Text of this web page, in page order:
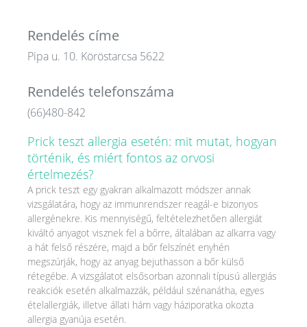
Rendelés címe
Pipa u. 10. Köröstarcsa 5622
Rendelés telefonszáma
(66)480-842
Prick teszt allergia esetén: mit mutat, hogyan
történik, és miért fontos az orvosi
értelmezés?
A prick teszt egy gyakran alkalmazott módszer annak
vizsgálatára, hogy az immunrendszer reagál-e bizonyos
allergénekre. Kis mennyiségű, feltételezhetően allergiát
kiváltó anyagot visznek fel a bőrre, általában az alkarra vagy
a hát felső részére, majd a bőr felszínét enyhén
megszúrják, hogy az anyag bejuthasson a bőr külső
rétegébe. A vizsgálatot elsősorban azonnali típusú allergiás
reakciók esetén alkalmazzák, például szénanátha, egyes
ételallergiák, illetve állati hám vagy háziporatka okozta
allergia gyanúja esetén.